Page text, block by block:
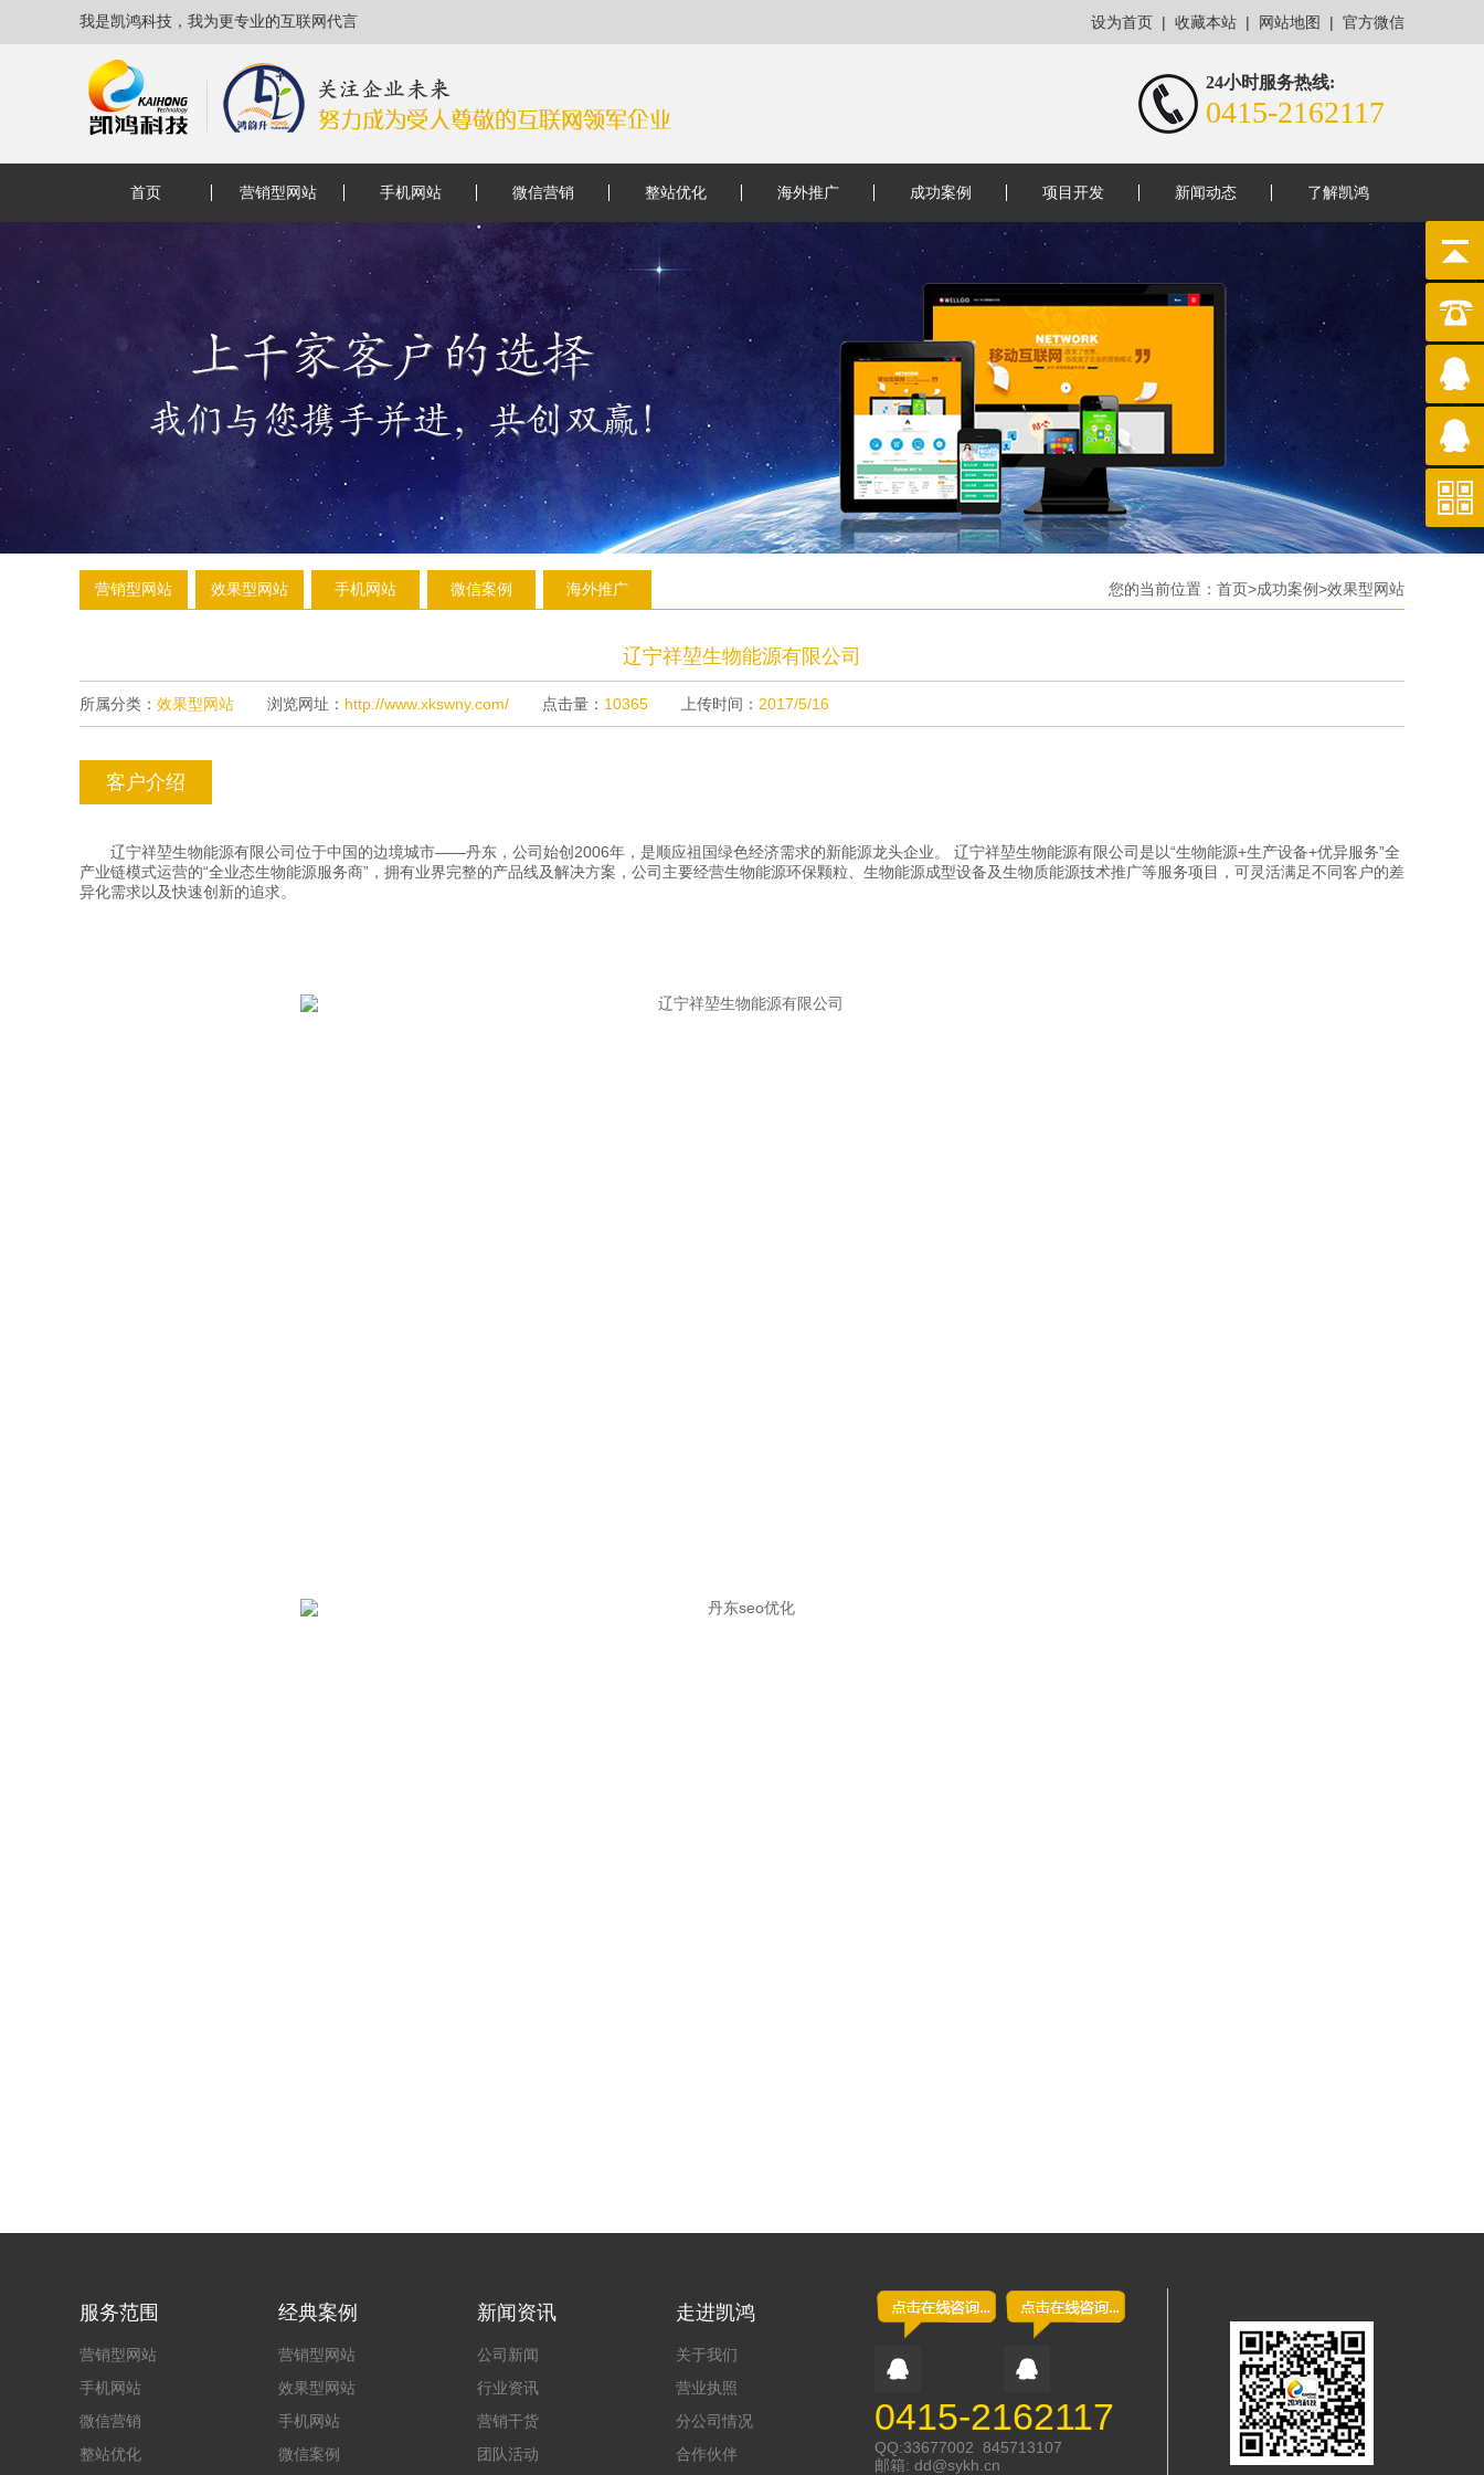
我是凯鸿科技，我为更专业的互联网代言 设为首页 | 收藏本站 | 网站地图 | 官方微信
24小时服务热线:
0415-2162117
首页 营销型网站 手机网站 微信营销 整站优化 海外推广 成功案例 项目开发 新闻动态 了解凯鸿
营销型网站 效果型网站 手机网站 微信案例 海外推广 您的当前位置： 首页>成功案例>效果型网站
辽宁祥堃生物能源有限公司
所属分类： 效果型网站 浏览网址： http://www.xkswny.com/ 点击量： 10365 上传时间： 2017/5/16
客户介绍
辽宁祥堃生物能源有限公司位于中国的边境城市——丹东，公司始创2006年，是顺应祖国绿色经济需求的新能源龙头企业。 辽宁祥堃生物能源有限公司是以“生物能源+生产设备+优异服务”全
产业链模式运营的“全业态生物能源服务商”，拥有业界完整的产品线及解决方案，公司主要经营生物能源环保颗粒、生物能源成型设备及生物质能源技术推广等服务项目，可灵活满足不同客户的差
异化需求以及快速创新的追求。
服务范围
营销型网站
手机网站
微信营销
整站优化
经典案例
营销型网站
效果型网站
手机网站
微信案例
新闻资讯
公司新闻
行业资讯
营销干货
团队活动
走进凯鸿
关于我们
营业执照
分公司情况
合作伙伴
0415-2162117
QQ:33677002 845713107
邮箱: dd@sykh.cn